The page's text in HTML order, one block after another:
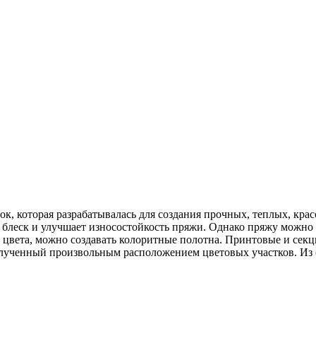
которая разрабатывалась для создания прочных, теплых,
и улучшает износостойкость пряжи. Однако пряжу
можно создавать колоритные полотна. Принтовые и
произвольным расположением цветовых участков.